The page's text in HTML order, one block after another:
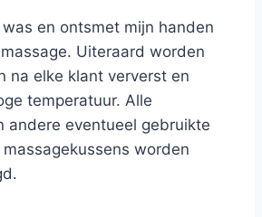
en ontsmet mijn handen
Uiteraard worden
na elke klant ververst en
temperatuur. Alle
andere eventueel gebruikte
worden